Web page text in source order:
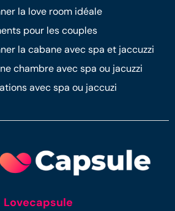
la love room idéale
pour les couples
la cabane avec spa et jaccuzzi
chambre avec spa ou jacuzzi
avec spa ou jaccuzi
Lovecapsule